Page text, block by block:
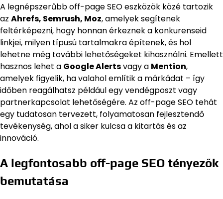
A legnépszerűbb off-page SEO eszközök közé tartozik
az Ahrefs, Semrush, Moz, amelyek segítenek
feltérképezni, hogy honnan érkeznek a konkurenseid
linkjei, milyen típusú tartalmakra építenek, és hol
lehetne még további lehetőségeket kihasználni. Emellett
hasznos lehet a Google Alertsvagy a Mention,
amelyek figyelik, ha valahol említik a márkádat – így
időben reagálhatsz például egy vendégposzt vagy
partnerkapcsolat lehetőségére. Az off-page SEO tehát
egy tudatosan tervezett, folyamatosan fejlesztendő
tevékenység, ahol a siker kulcsa a kitartás és az
innováció.
A legfontosabb off-page SEO tényezők
bemutatása